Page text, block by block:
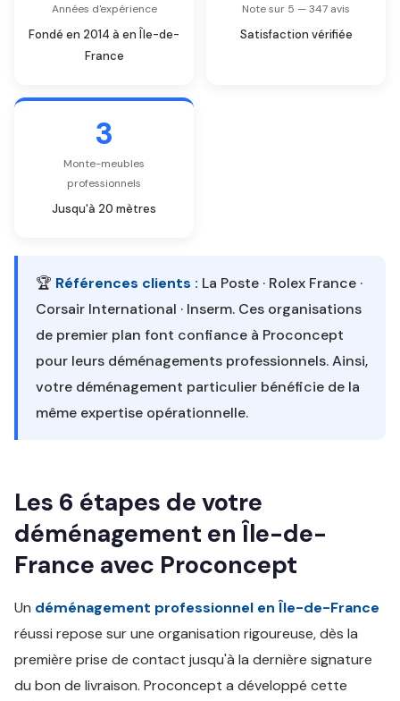
Années d'expérience
Fondé en 2014 à en Île-de-
France
Note sur 5 — 347 avis
Satisfaction vérifiée
3
Monte-meubles
professionnels
Jusqu'à 20 mètres
🏆 Références clients : La Poste · Rolex France ·
Corsair International · Inserm. Ces organisations
de premier plan font confiance à Proconcept
pour leurs déménagements professionnels. Ainsi,
votre déménagement particulier bénéficie de la
même expertise opérationnelle.
Les 6 étapes de votre
déménagement en Île-de-
France avec Proconcept
Un déménagement professionnel en Île-de-France
réussi repose sur une organisation rigoureuse, dès la
première prise de contact jusqu'à la dernière signature
du bon de livraison. Proconcept a développé cette